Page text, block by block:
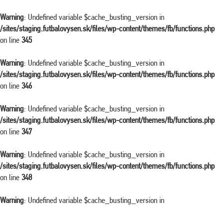
Warning: Undefined variable $cache_busting_version in
/sites/staging.futbalovysen.sk/files/wp-content/themes/fb/functions.php
on line 345
Warning: Undefined variable $cache_busting_version in
/sites/staging.futbalovysen.sk/files/wp-content/themes/fb/functions.php
on line 346
Warning: Undefined variable $cache_busting_version in
/sites/staging.futbalovysen.sk/files/wp-content/themes/fb/functions.php
on line 347
Warning: Undefined variable $cache_busting_version in
/sites/staging.futbalovysen.sk/files/wp-content/themes/fb/functions.php
on line 348
Warning: Undefined variable $cache_busting_version in